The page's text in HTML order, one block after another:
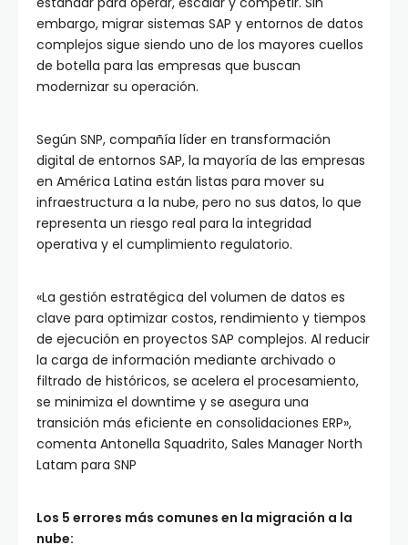
embargo, migrar sistemas SAP y entornos de datos
complejos sigue siendo uno de los mayores cuellos
de botella para las empresas que buscan
modernizar su operación.
Según SNP, compañía líder en transformación
digital de entornos SAP, la mayoría de las empresas
en América Latina están listas para mover su
infraestructura a la nube, pero no sus datos, lo que
representa un riesgo real para la integridad
operativa y el cumplimiento regulatorio.
«La gestión estratégica del volumen de datos es
clave para optimizar costos, rendimiento y tiempos
de ejecución en proyectos SAP complejos. Al reducir
la carga de información mediante archivado o
filtrado de históricos, se acelera el procesamiento,
se minimiza el downtime y se asegura una
transición más eficiente en consolidaciones ERP»,
comenta Antonella Squadrito, Sales Manager North
Latam para SNP
Los 5 errores más comunes en la migración a la
nube: